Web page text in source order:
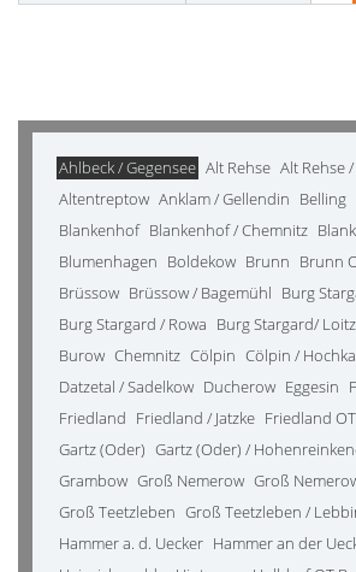
Ahlbeck / Gegensee Alt Rehse Alt Rehse
Altentreptow Anklam / Gellendin Belling
Blankenhof Blankenhof / Chemnitz
Blumenhagen Boldekow Brunn Brunn
Brüssow Brüssow / Bagemühl Burg
Burg Stargard / Rowa Burg Stargard/ Loitz
Burow Chemnitz Cölpin Cölpin /
Datzetal / Sadelkow Ducherow Eggesin
Friedland Friedland / Jatzke Friedland
Gartz (Oder) Gartz (Oder) /
Grambow Groß Nemerow Groß
Groß Teetzleben Groß Teetzleben /
Hammer a. d. Uecker Hammer an der